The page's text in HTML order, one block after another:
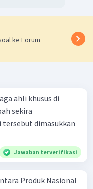
ke Forum
ahli khusus di
sekira
tersebut dimasukkan
Jawaban terverifikasi
Produk Nasional